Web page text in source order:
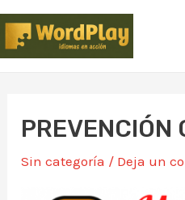
PREVENCIÓN
Sin categoría / Deja un